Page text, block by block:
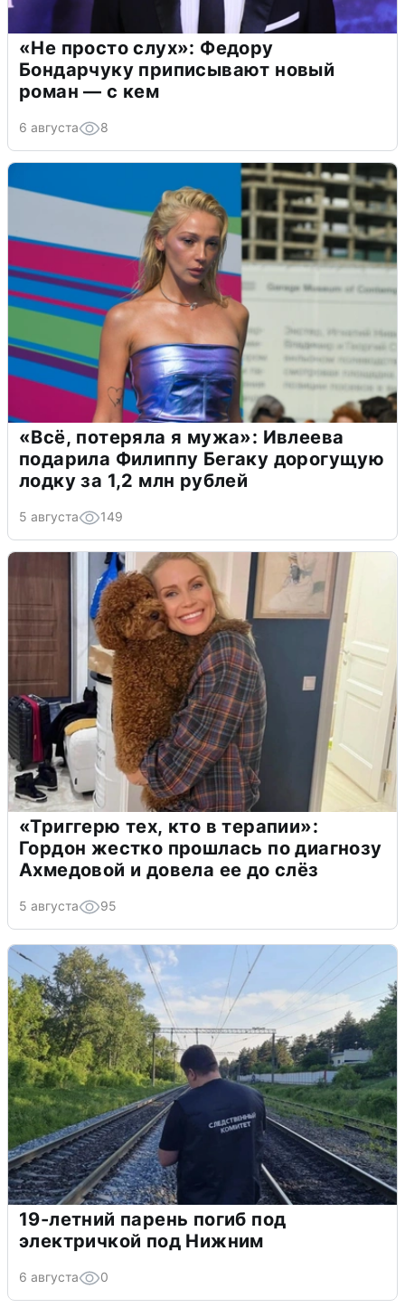
«Не просто слух»: Федору
Бондарчуку приписывают новый
роман — с кем
6 августа 8
«Всё, потеряла я мужа»: Ивлеева
подарила Филиппу Бегаку дорогущую
лодку за 1,2 млн рублей
5 августа 149
«Триггерю тех, кто в терапии»:
Гордон жестко прошлась по диагнозу
Ахмедовой и довела ее до слёз
5 августа 95
19-летний парень погиб под
электричкой под Нижним
6 августа 0